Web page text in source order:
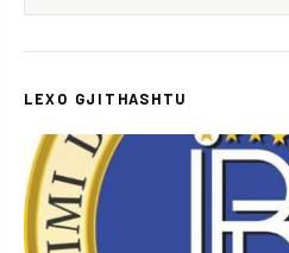
LEXO GJITHASHTU